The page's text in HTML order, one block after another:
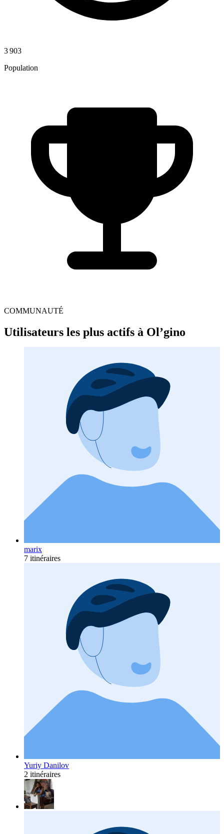
3 903
Population
COMMUNAUTÉ
Utilisateurs les plus actifs à Ol’gino
marix
7 itinéraires
Yuriy Danilov
2 itinéraires